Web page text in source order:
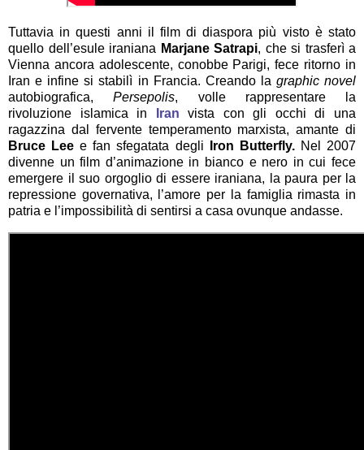
Tuttavia in questi anni il film di diaspora più visto è stato
quello dell’esule iraniana Marjane Satrapi, che si trasferì a
Vienna ancora adolescente, conobbe Parigi, fece ritorno in
Iran e infine si stabilì in Francia. Creando la graphic novel
autobiografica,Persepolis, volle rappresentare la
rivoluzione islamica in
Iran vista con gli occhi di una
ragazzina dal fervente temperamento marxista, amante di
Bruce Lee e fan sfegatata degli Iron Butterfly.Nel 2007
divenne un film d’animazione in bianco e nero in cui fece
emergere il suo orgoglio di essere iraniana, la paura per la
repressione governativa, l’amore per la famiglia rimasta in
patria e l’impossibilità di sentirsi a casa ovunque andasse.